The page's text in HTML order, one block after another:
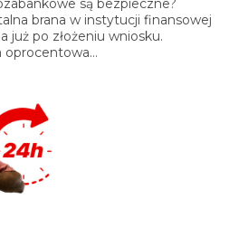
są bezpieczne?
brana w instytucji finansowej
już po złożeniu wniosku.
oprocentowa…